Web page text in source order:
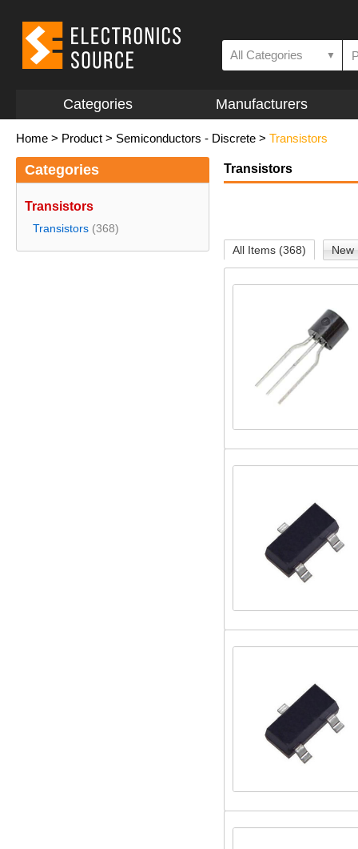
All Categories ▼
Categories Manufacturers
Home > Product > Semiconductors - Discrete > Transistors
Categories
Transistors
Transistors (368)
Transistors
All Items (368) New